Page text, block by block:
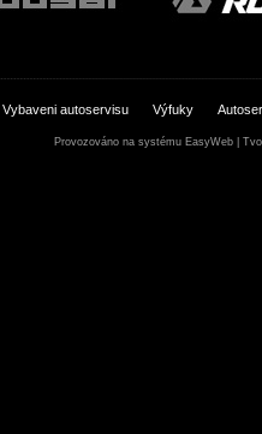
Vybaveni autoservisu Výfuky
Provozováno na systému EasyWeb|